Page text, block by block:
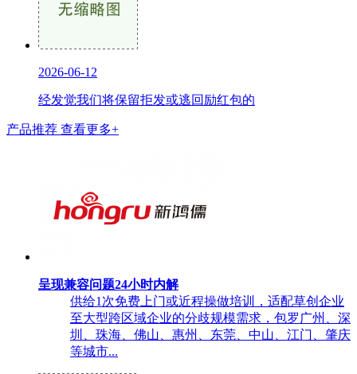
2026-06-12
经发觉我们将保留拒发或逃回励红包的
产品推荐 查看更多+
呈现兼容问题24小时内解
供给1次免费上门或近程操做培训，适配草创企业
至大型跨区域企业的分歧规模需求，包罗广州、深
圳、珠海、佛山、惠州、东莞、中山、江门、肇庆
等城市...